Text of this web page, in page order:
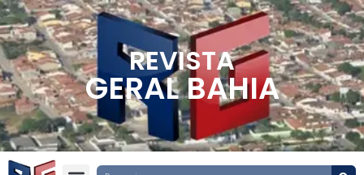
REVISTA
GERAL BAHIA